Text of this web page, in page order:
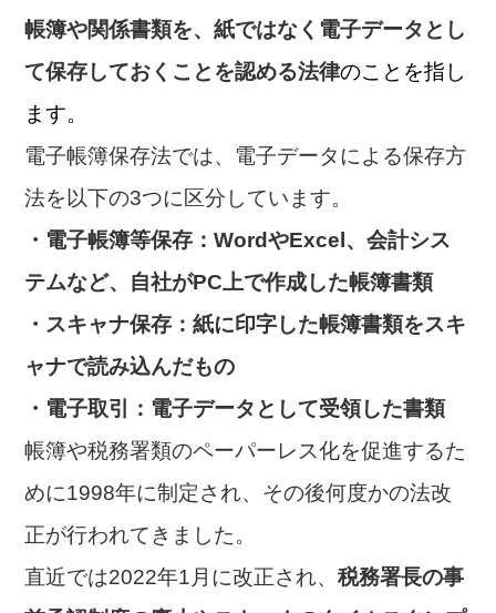
帳簿や関係書類を、紙ではなく電子データとし
て保存しておくことを認める法律のことを指し
ます。
電子帳簿保存法では、電子データによる保存方
法を以下の3つに区分しています。
・電子帳簿等保存：WordやExcel、会計シス
テムなど、自社がPC上で作成した帳簿書類
・スキャナ保存：紙に印字した帳簿書類をスキ
ャナで読み込んだもの
・電子取引：電子データとして受領した書類
帳簿や税務署類のペーパーレス化を促進するた
めに1998年に制定され、その後何度かの法改
正が行われてきました。
直近では2022年1月に改正され、税務署長の事